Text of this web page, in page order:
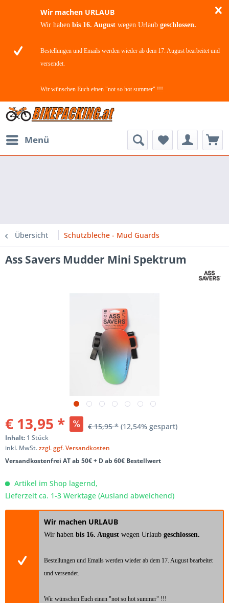
Wir machen URLAUB
Wir haben bis 16. August wegen Urlaub geschlossen.
Bestellungen und Emails werden wieder ab dem 17. August bearbeitet und
versendet.
Wir wünschen Euch einen "not so hot summer" !!!
Menü
Übersicht Schutzbleche - Mud Guards
Ass Savers Mudder Mini Spektrum
€ 13,95 * € 15,95 * (12,54% gespart)
Inhalt: 1 Stück
inkl. MwSt.zzgl. ggf. Versandkosten
Versandkostenfrei AT ab 50€ + D ab 60€ Bestellwert
Artikel im Shop lagernd,
Lieferzeit ca. 1-3 Werktage (Ausland abweichend)
Wir machen URLAUB
Wir haben bis 16. August wegen Urlaub geschlossen.
Bestellungen und Emails werden wieder ab dem 17. August bearbeitet
und versendet.
Wir wünschen Euch einen "not so hot summer" !!!